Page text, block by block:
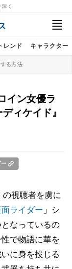
く
レンド キャラクター
る方法
イン女優ラ
ィケイド』
ー
視聴者を虜に
ライダー 」シ
なっているの
で物語に華を
に身を投じる